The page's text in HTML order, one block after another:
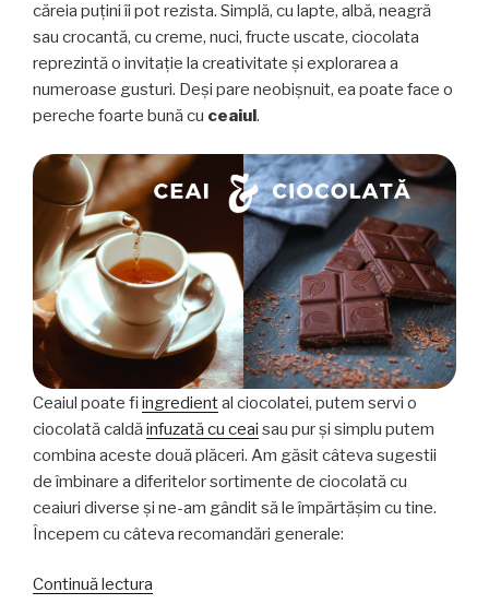
căreia puțini îi pot rezista. Simplă, cu lapte, albă, neagră
sau crocantă, cu creme, nuci, fructe uscate, ciocolata
reprezintă o invitație la creativitate și explorarea a
numeroase gusturi. Deși pare neobișnuit, ea poate face o
pereche foarte bună cu ceaiul.
Ceaiul poate fiingrediental ciocolatei, putem servi o
ciocolată caldăinfuzată cu ceai sau pur și simplu putem
combina aceste două plăceri. Am găsit câteva sugestii
de îmbinare a diferitelor sortimente de ciocolată cu
ceaiuri diverse și ne-am gândit să le împărtășim cu tine.
Începem cu câteva recomandări generale:
Continuă lectura